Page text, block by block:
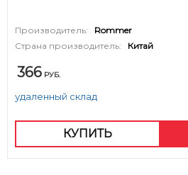
Производитель:
Rommer
Страна производитель:
Китай
366 РУБ.
удаленный склад
КУПИТЬ